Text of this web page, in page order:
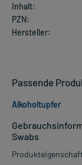
Inhalt:
PZN:
Hersteller:
Swabs
Passende
Alkoholtupfer